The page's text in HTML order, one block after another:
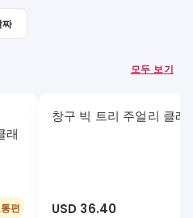
짜
모두 보기
래
편
창구 빅 트리 주얼리 클래
USD 36.40